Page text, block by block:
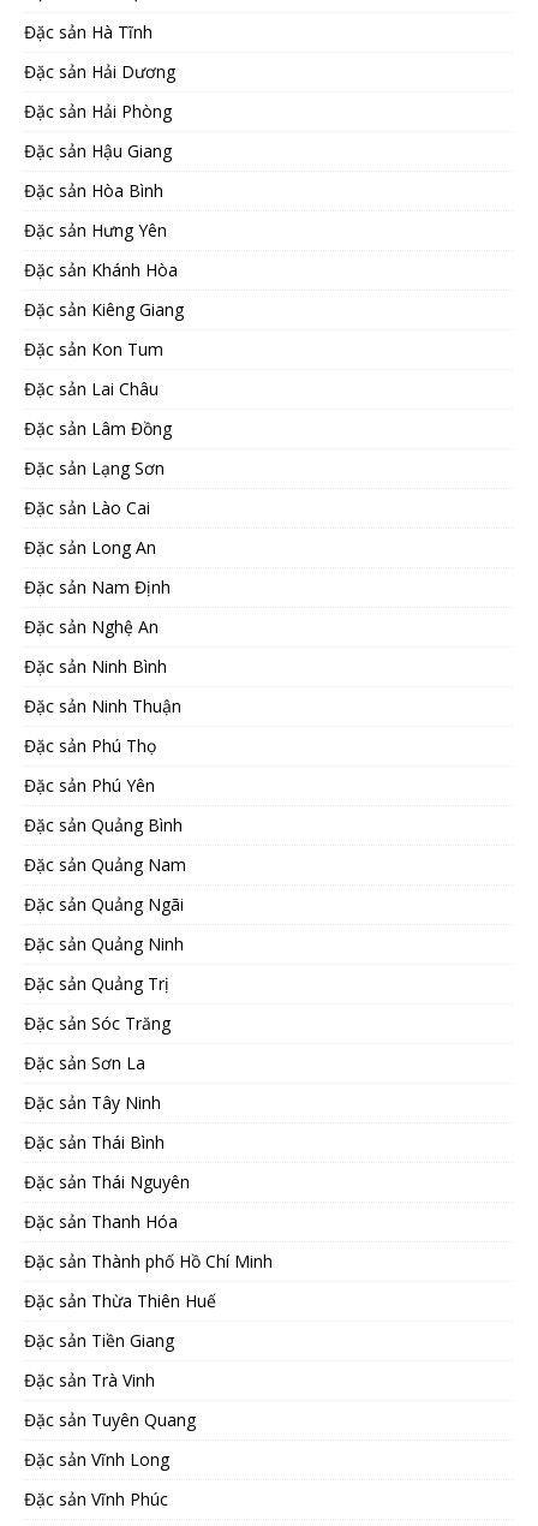
Đặc sản Hà Tĩnh
Đặc sản Hải Dương
Đặc sản Hải Phòng
Đặc sản Hậu Giang
Đặc sản Hòa Bình
Đặc sản Hưng Yên
Đặc sản Khánh Hòa
Đặc sản Kiêng Giang
Đặc sản Kon Tum
Đặc sản Lai Châu
Đặc sản Lâm Đồng
Đặc sản Lạng Sơn
Đặc sản Lào Cai
Đặc sản Long An
Đặc sản Nam Định
Đặc sản Nghệ An
Đặc sản Ninh Bình
Đặc sản Ninh Thuận
Đặc sản Phú Thọ
Đặc sản Phú Yên
Đặc sản Quảng Bình
Đặc sản Quảng Nam
Đặc sản Quảng Ngãi
Đặc sản Quảng Ninh
Đặc sản Quảng Trị
Đặc sản Sóc Trăng
Đặc sản Sơn La
Đặc sản Tây Ninh
Đặc sản Thái Bình
Đặc sản Thái Nguyên
Đặc sản Thanh Hóa
Đặc sản Thành phố Hồ Chí Minh
Đặc sản Thừa Thiên Huế
Đặc sản Tiền Giang
Đặc sản Trà Vinh
Đặc sản Tuyên Quang
Đặc sản Vĩnh Long
Đặc sản Vĩnh Phúc